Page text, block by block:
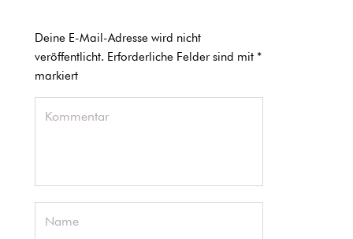
Deine E-Mail-Adresse wird nicht
veröffentlicht. Erforderliche Felder sind mit *
markiert